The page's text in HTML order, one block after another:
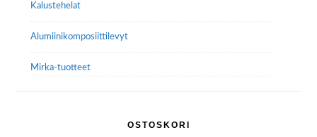
Kalustehelat
Alumiini­komposiitti­levyt
Mirka-tuotteet
OSTOSKORI